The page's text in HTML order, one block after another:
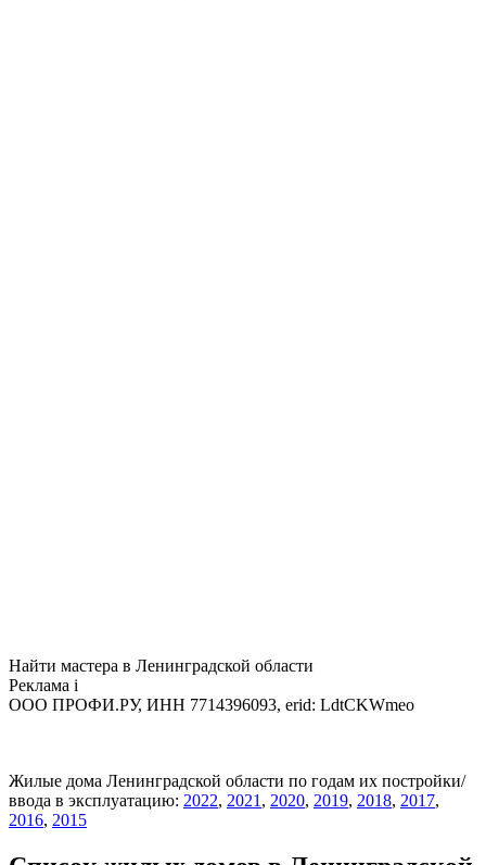
Найти мастера в Ленинградской области
Реклама i
ООО ПРОФИ.РУ, ИНН 7714396093, erid: LdtCKWmeo
Жилые дома Ленинградской области по годам их постройки/
ввода в эксплуатацию: 2022, 2021 , 2020, 2019, 2018, 2017,
2016, 2015